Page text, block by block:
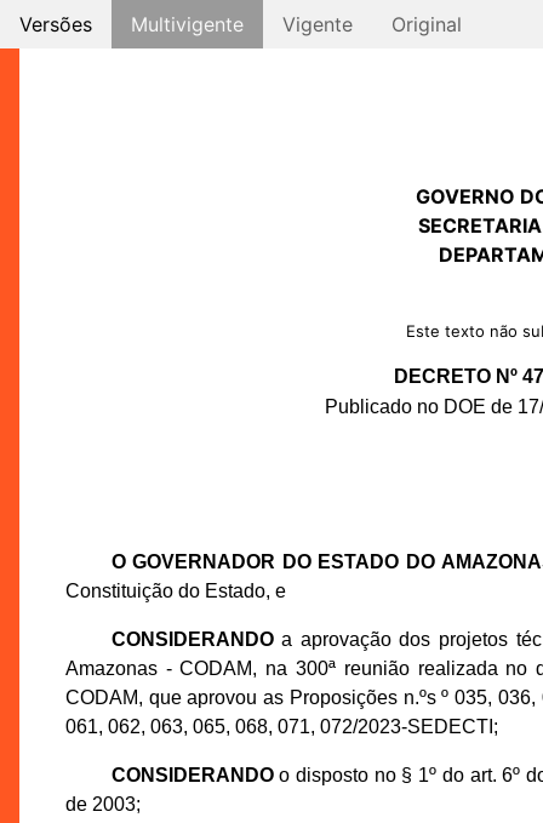
Versões Multivigente Vigente Original
GOVERNO
Este texto não
DECRETO Nº
Publicado no DOE de
O GOVERNADOR DO ESTADO DO
Constituição do Estado, e
CONSIDERANDOa aprovação dos projetos
Amazonas - CODAM, na 300ª reunião realizada
CODAM, que aprovou as Proposições n.ºs º 035,
061, 062, 063, 065, 068, 071, 072/2023-SEDECTI;
CONSIDERANDOo disposto no § 1º do art. 6º
de 2003;